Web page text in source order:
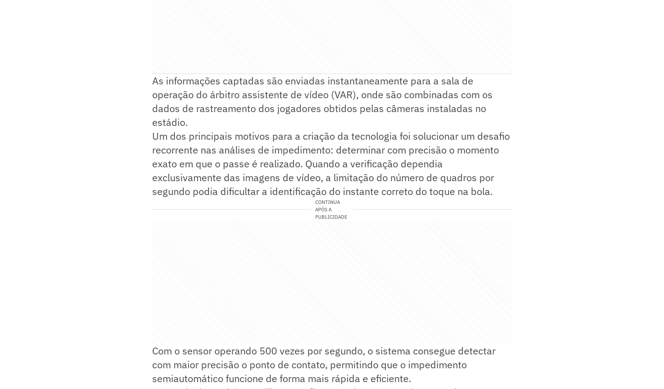
As informações captadas são enviadas instantaneamente para a sala de
operação do árbitro assistente de vídeo (VAR), onde são combinadas com os
dados de rastreamento dos jogadores obtidos pelas câmeras instaladas no
estádio.
Um dos principais motivos para a criação da tecnologia foi solucionar um desafio
recorrente nas análises de impedimento: determinar com precisão o momento
exato em que o passe é realizado. Quando a verificação dependia
exclusivamente das imagens de vídeo, a limitação do número de quadros por
segundo podia dificultar a identificação do instante correto do toque na bola.
CONTINUA
APÓS A
PUBLICIDADE
Com o sensor operando 500 vezes por segundo, o sistema consegue detectar
com maior precisão o ponto de contato, permitindo que o impedimento
semiautomático funcione de forma mais rápida e eficiente.